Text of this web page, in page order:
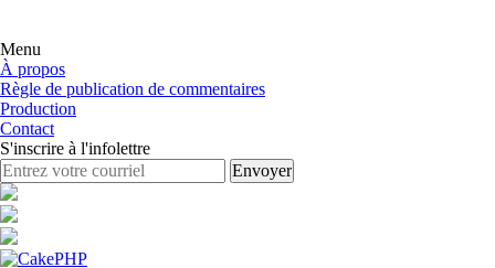
Menu
À propos
Règle de publication de commentaires
Production
Contact
S'inscrire à l'infolettre